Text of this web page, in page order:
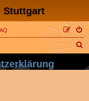
Stuttgart
S
c